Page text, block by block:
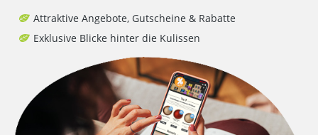
Attraktive Angebote, Gutscheine & Rabatte
Exklusive Blicke hinter die Kulissen